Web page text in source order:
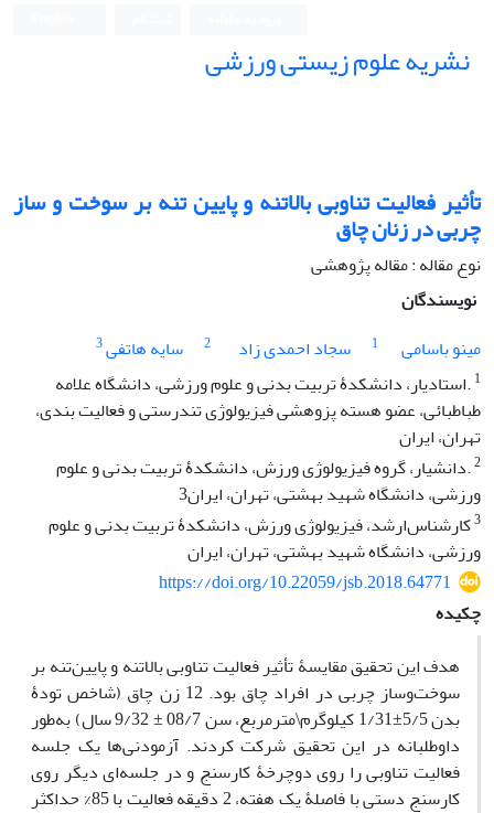
نشریه علوم زیستی ورزشی
تأثیر فعالیت تناوبی بالاتنه و پایین تنه بر سوخت و ساز
چربی در زنان چاق
نوع مقاله : مقاله پژوهشی
نویسندگان
مینو باسامی
1 سجاد احمدی زاد 2 سایه هاتفی3
1.استادیار، دانشکدۀ تربیت بدنی و علوم ورزشی، دانشگاه علامه
طباطبائی، عضو هسته پزوهشی فیزیولوژی تندرستی و فعالیت بندی،
تهران، ایران
2.دانشیار، گروه فیزیولوژی ورزش، دانشکدۀ تربیت بدنی و علوم
ورزشی، دانشگاه شهید بهشتی، تهران، ایران3
3کارشناس‌ارشد، فیزیولوژی ورزش، دانشکدۀ تربیت بدنی و علوم
ورزشی، دانشگاه شهید بهشتی، تهران، ایران
https://doi.org/10.22059/jsb.2018.64771
چکیده
هدف این تحقیق مقایسۀ تأثیر فعالیت تناوبی بالاتنه و پایین‌تنه بر
سوخت‌وساز چربی در افراد چاق بود. 12 زن چاق (شاخص تودۀ
بدن 5/5±1/31 کیلوگرم\مترمربع، سن 08/7 ± 9/32 سال) به‌طور
داوطلبانه در این تحقیق شرکت کردند. آزمودنی‌ها یک جلسه
فعالیت تناوبی را روی دوچرخۀ کارسنج و در جلسه‌ای دیگر روی
کارسنج دستی با فاصلۀ یک هفته، 2 دقیقه فعالیت با 85% حداکثر